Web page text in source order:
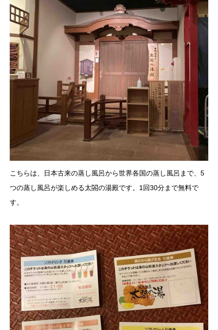
こちらは、日本古来の蒸し風呂から世界各国の蒸し風呂まで、5
つの蒸し風呂が楽しめる太閤の湯殿です。1回30分まで無料で
す。